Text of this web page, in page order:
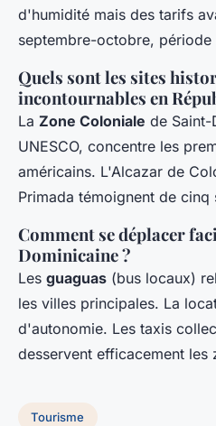
d'humidité mais des tarifs
septembre-octobre, période
Quels sont les sites
incontournables en
La Zone Coloniale de Saint-
UNESCO, concentre les
américains. L'Alcazar de
Primada témoignent de
Comment se déplacer
Dominicaine ?
Les guaguas (bus locaux)
les villes principales. La
d'autonomie. Les taxis
desservent efficacement les
Tourisme